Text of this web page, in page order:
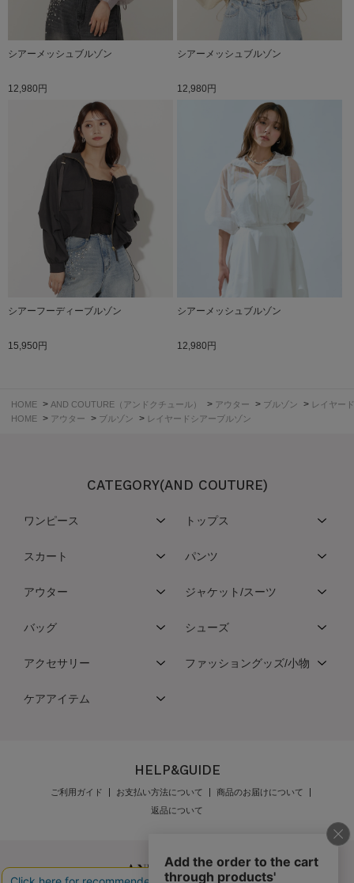
シアーメッシュブルゾン
12,980円
シアーメッシュブルゾン
12,980円
シアーフーディーブルゾン
15,950円
シアーメッシュブルゾン
12,980円
HOME > AND COUTURE（アンドクチュール） > アウター > ブルゾン > レイヤー
HOME > アウター > ブルゾン > レイヤードシアーブルゾン
CATEGORY(AND COUTURE)
ワンピース トップス
スカート パンツ
アウター ジャケット/スーツ
バッグ シューズ
アクセサリー ファッショングッズ/小物
ケアアイテム
HELP&GUIDE
ご利用ガイド お支払い方法について
商品のお届けについて
返品について